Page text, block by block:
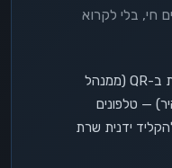
חי, בלי לקרוא
אפשר לקודד את פרטי ההתחברות ב-QR (ממנהל
— טלפונים
ידנית שרת